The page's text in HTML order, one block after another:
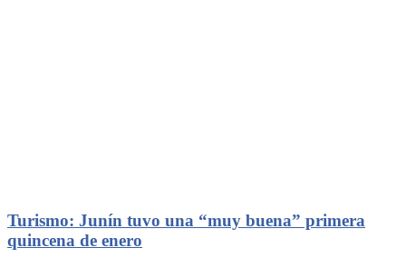
Turismo: Junín tuvo una “muy buena” primera
quincena de enero